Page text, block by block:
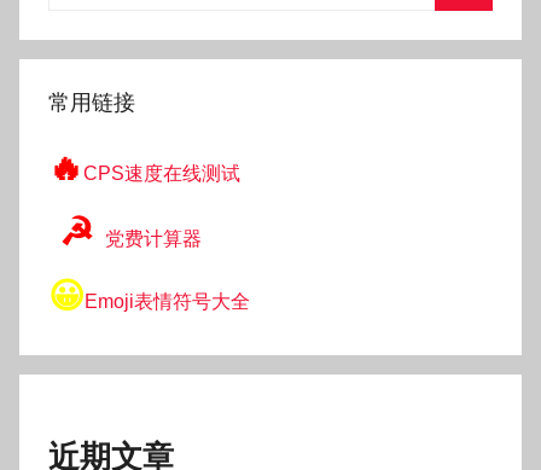
索
常用链接
🔥 CPS速度在线测试
☭ 党费计算器
😀Emoji表情符号大全
近期文章